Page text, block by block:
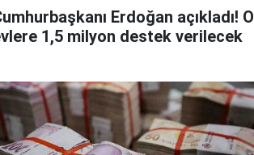
Erdoğan açıkladı! O
1,5 milyon destek verilecek